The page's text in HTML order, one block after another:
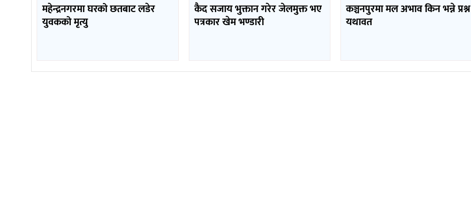
महेन्द्रनगरमा घरको छतबाट लडेर
युवकको मृत्यु
कैद सजाय भुक्तान गरेर जेलमुक्त भए
पत्रकार खेम भण्डारी
कञ्चनपुरमा मल अभाव किन भन्ने प्रश्न
यथावत